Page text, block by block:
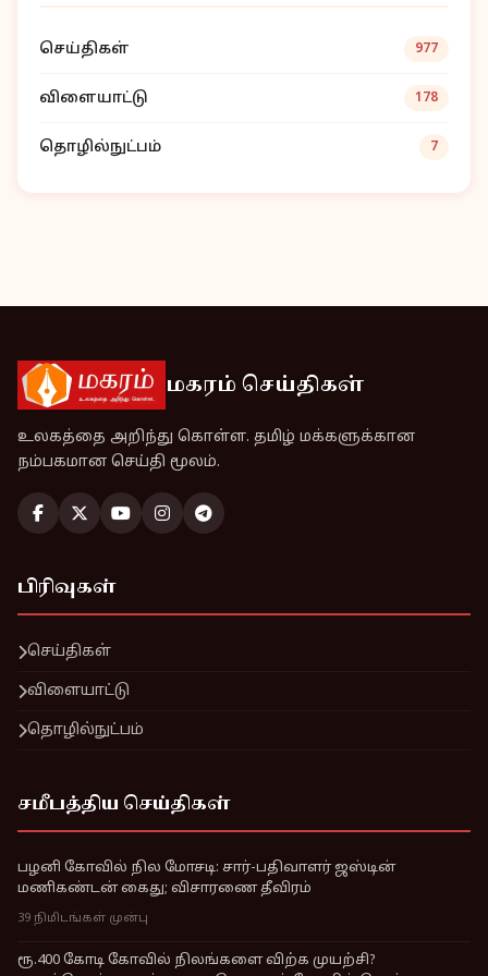
செய்திகள் 977
விளையாட்டு 178
தொழில்நுட்பம் 7
மகரம் செய்திகள்
உலகத்தை அறிந்து கொள்ள. தமிழ் மக்களுக்கான
நம்பகமான செய்தி மூலம்.
பிரிவுகள்
செய்திகள்
விளையாட்டு
தொழில்நுட்பம்
சமீபத்திய செய்திகள்
பழனி கோவில் நில மோசடி: சார்-பதிவாளர் ஜஸ்டின்
மணிகண்டன் கைது; விசாரணை தீவிரம்
39 நிமிடங்கள் முன்பு
ரூ.400 கோடி கோவில் நிலங்களை விற்க முயற்சி?